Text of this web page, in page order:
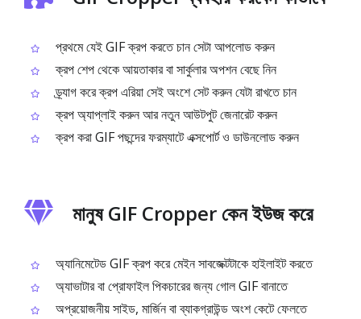
প্রথমে যেই GIF ক্রপ করতে চান সেটা আপলোড করুন
ক্রপ শেপ থেকে আয়তাকার বা সার্কুলার অপশন বেছে নিন
ড্র্যাগ করে ক্রপ এরিয়া সেই অংশে সেট করুন যেটা রাখতে চান
ক্রপ অ্যাপ্লাই করুন আর নতুন আউটপুট জেনারেট করুন
ক্রপ করা GIF পছন্দের ফরম্যাটে এক্সপোর্ট ও ডাউনলোড করুন
মানুষ GIF Cropper কেন ইউজ করে
অ্যানিমেটেড GIF ক্রপ করে মেইন সাবজেক্টটাকে হাইলাইট করতে
অ্যাভাটার বা প্রোফাইল পিকচারের জন্য গোল GIF বানাতে
অপ্রয়োজনীয় সাইড, মার্জিন বা ব্যাকগ্রাউন্ড অংশ কেটে ফেলতে